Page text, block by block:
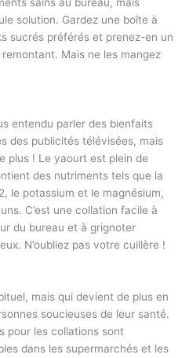
solution. Gardez une boîte à
sucrés préférés et prenez-en un
Mais ne les mangez
entendu parler des bienfaits
des publicités télévisées, mais
plus ! Le yaourt est plein de
des nutriments tels que la
le potassium et le magnésium,
C’est une collation facile à
du bureau et à grignoter
N’oubliez pas votre cuillère !
mais qui devient de plus en
soucieuses de leur santé.
pour les collations sont
dans les supermarchés et les